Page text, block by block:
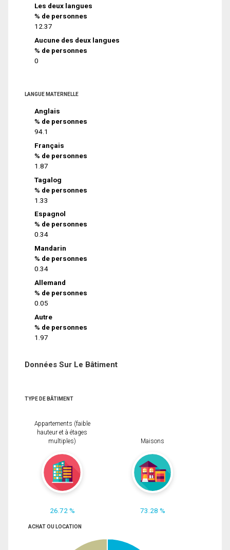
Les deux langues
% de personnes
12.37
Aucune des deux langues
% de personnes
0
LANGUE MATERNELLE
Anglais
% de personnes
94.1
Français
% de personnes
1.87
Tagalog
% de personnes
1.33
Espagnol
% de personnes
0.34
Mandarin
% de personnes
0.34
Allemand
% de personnes
0.05
Autre
% de personnes
1.97
Données Sur Le Bâtiment
TYPE DE BÂTIMENT
Appartements (faible
hauteur et à étages
multiples)
26.72 %
Maisons
73.28 %
ACHAT OU LOCATION